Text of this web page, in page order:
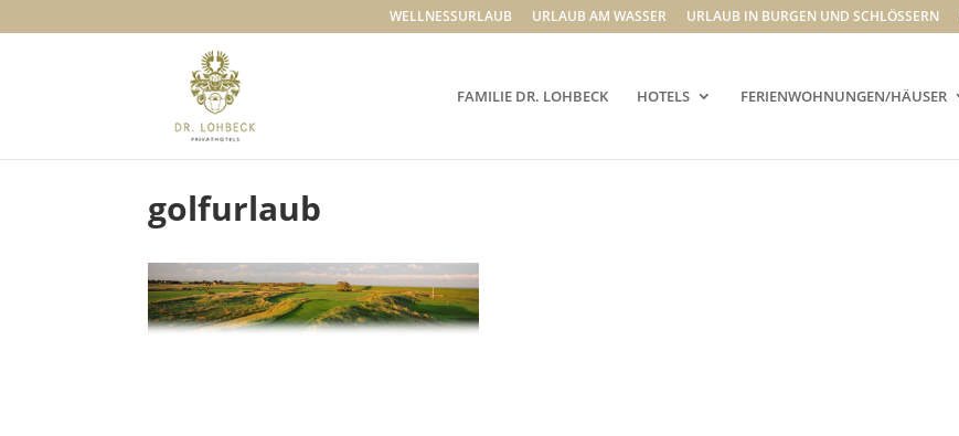
WELLNESSURLAUB URLAUB AM WASSER URLAUB IN BURGEN UND SCHLÖSSERN
FAMILIE DR. LOHBECK HOTELS FERIENWOHNUNGEN/HÄUSER
golfurlaub